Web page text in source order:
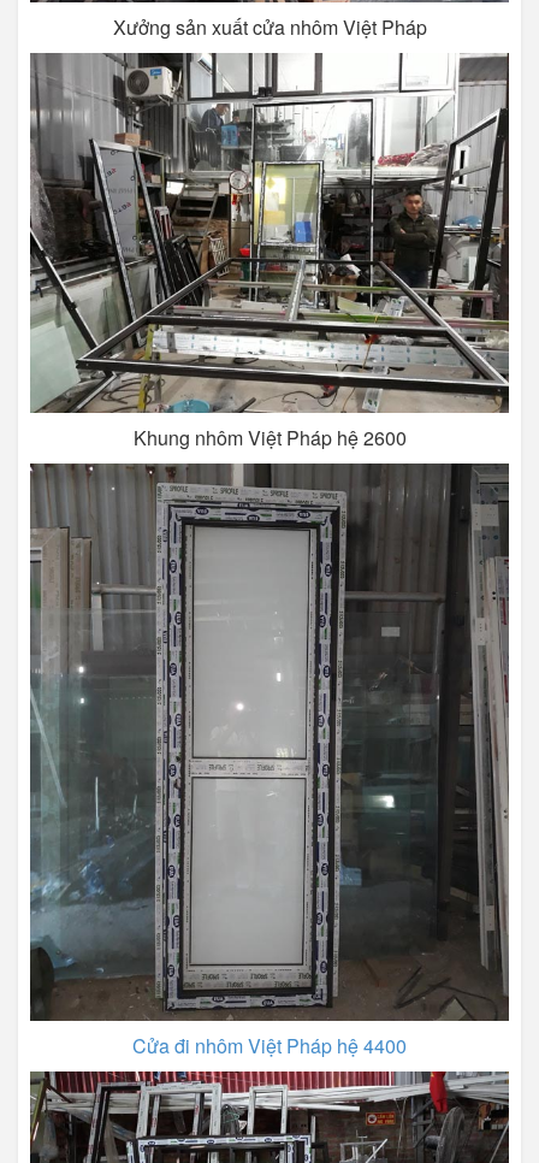
Xưởng sản xuất cửa nhôm Việt Pháp
Khung nhôm Việt Pháp hệ 2600
Cửa đi nhôm Việt Pháp hệ 4400